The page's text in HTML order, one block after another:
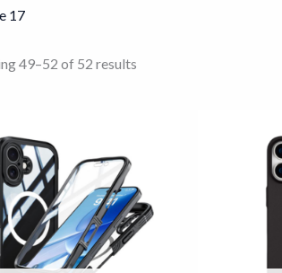
17
49–52 of 52 results